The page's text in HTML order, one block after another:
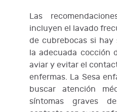
Las
incluyen el lavado
de cubrebocas si hay
la adecuada cocción
aviar y evitar el
enfermas. La Sesa
buscar atención
síntomas graves